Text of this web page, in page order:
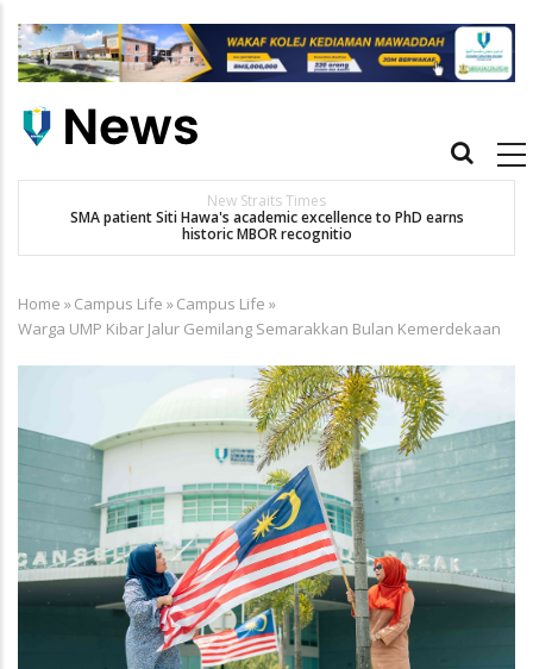
main
Main
New Straits Times
SMA patient Siti Hawa's academic excellence to PhD earns
historic MBOR recognitio
Breadcrumb
Home »Campus Life »Campus Life »
Warga UMP Kibar Jalur Gemilang Semarakkan Bulan Kemerdekaan